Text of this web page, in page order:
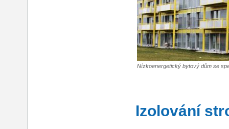
Nízkoenergetický bytový dům se
Izolování